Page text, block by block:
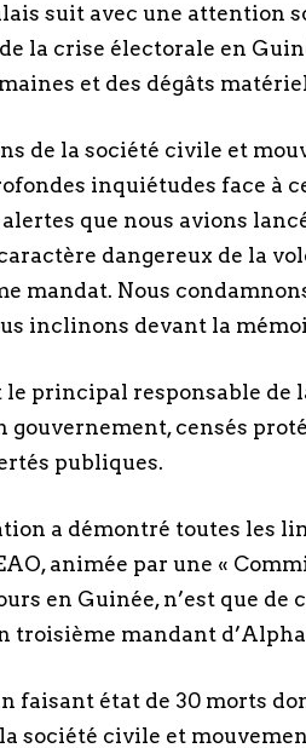
suit avec une attention
la crise électorale en
et des dégâts
de la société civile et
inquiétudes face à
que nous avions
dangereux de la
mandat. Nous
inclinons devant la
le principal responsable
gouvernement, censés
publiques.
a démontré toutes les
animée par une «
en Guinée, n’est que de
troisième mandant d’Alpha
faisant état de 30 morts
société civile et